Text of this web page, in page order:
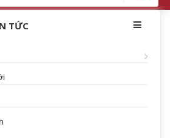
TỨC